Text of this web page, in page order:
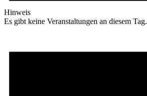
Hinweis
Es gibt keine Veranstaltungen an diesem Tag.